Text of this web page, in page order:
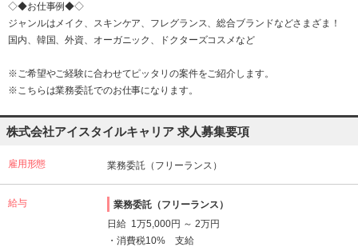
◇◆お仕事例◆◇
ジャンルはメイク、スキンケア、フレグランス、総合ブランドなどさまざま！
国内、韓国、外資、オーガニック、ドクターズコスメなど
※ご希望やご経験に合わせてピッタリの案件をご紹介します。
※こちらは業務委託でのお仕事になります。
株式会社アイスタイルキャリア 求人募集要項
雇用形態 業務委託（フリーランス）
給与
業務委託（フリーランス）
日給 1万5,000円 ～ 2万円
・消費税10% 支給